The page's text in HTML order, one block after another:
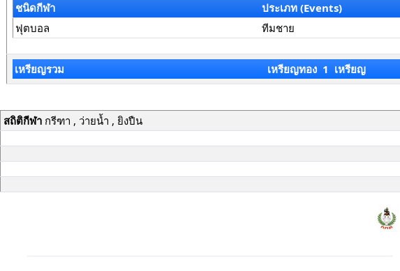
ชนิดกีฬา ประเภท (Events)
ฟุตบอล
ทีมชาย
เหรียญรวม เหรียญทอง 1 เหรียญ
สถิติกีฬากรีฑา , ว่ายน้ำ , ยิงปืน